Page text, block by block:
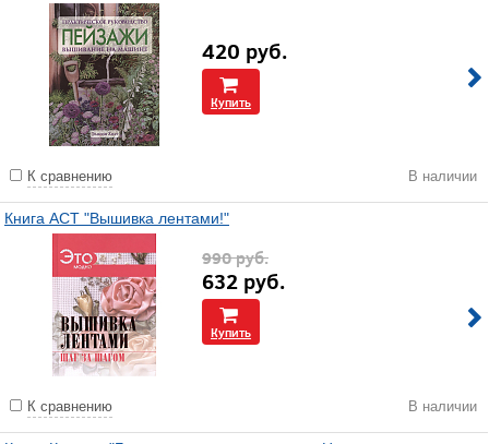
420 руб.
Купить
К сравнению В наличии
Книга АСТ "Вышивка лентами!"
990руб.
632 руб.
Купить
К сравнению В наличии